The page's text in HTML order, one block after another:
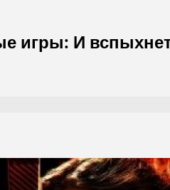
игры: И